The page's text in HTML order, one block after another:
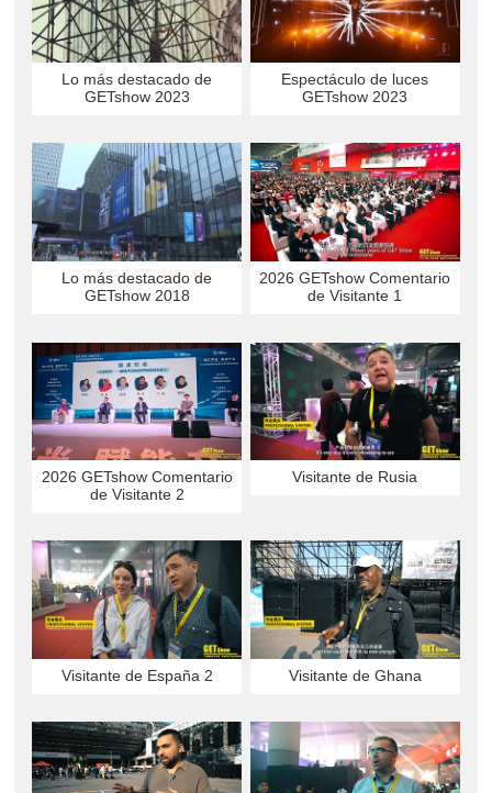
Lo más destacado de
GETshow 2023
Espectáculo de luces
GETshow 2023
Lo más destacado de
GETshow 2018
2026 GETshow Comentario
de Visitante 1
2026 GETshow Comentario
de Visitante 2
Visitante de Rusia
Visitante de España 2 Visitante de Ghana